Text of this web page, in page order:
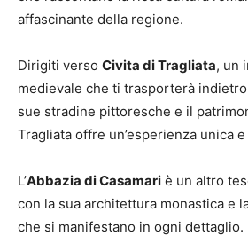
affascinante della regione.
Dirigiti verso Civita di Tragliata, un
medievale che ti trasporterà
sue stradine pittoresche e il
Tragliata offre un’esperienza unica
L’Abbazia di Casamari è un altro
con la sua architettura monastica e
che si manifestano in ogni